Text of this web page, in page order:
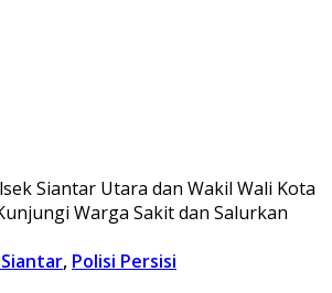
Siantar Utara dan Wakil Wali Kota
Warga Sakit dan Salurkan
, Polisi Persisi